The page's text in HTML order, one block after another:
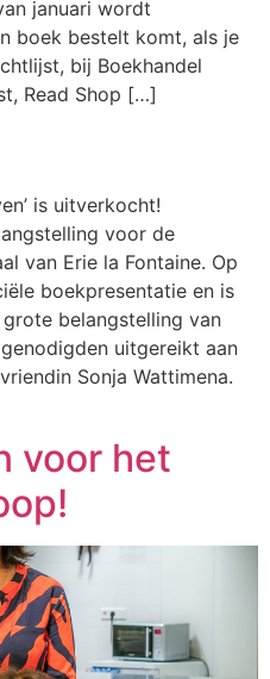
januari wordt
boek bestelt komt, als je
bij Boekhandel
Read Shop […]
is uitverkocht!
voor de
van Erie la Fontaine. Op
boekpresentatie en is
belangstelling van
uitgereikt aan
Sonja Wattimena.
voor het